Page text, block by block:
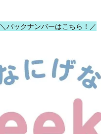
＼バックナンバーはこちら！／